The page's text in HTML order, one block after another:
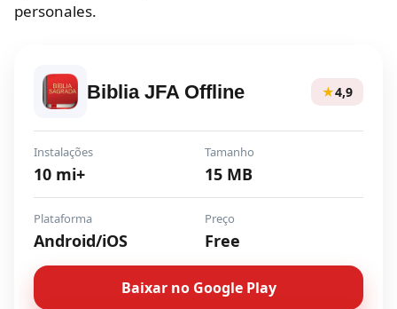
personales.
Biblia JFA Offline ★4,9
Instalações
10 mi+
Tamanho
15 MB
Plataforma
Android/iOS
Preço
Free
Baixar no Google Play